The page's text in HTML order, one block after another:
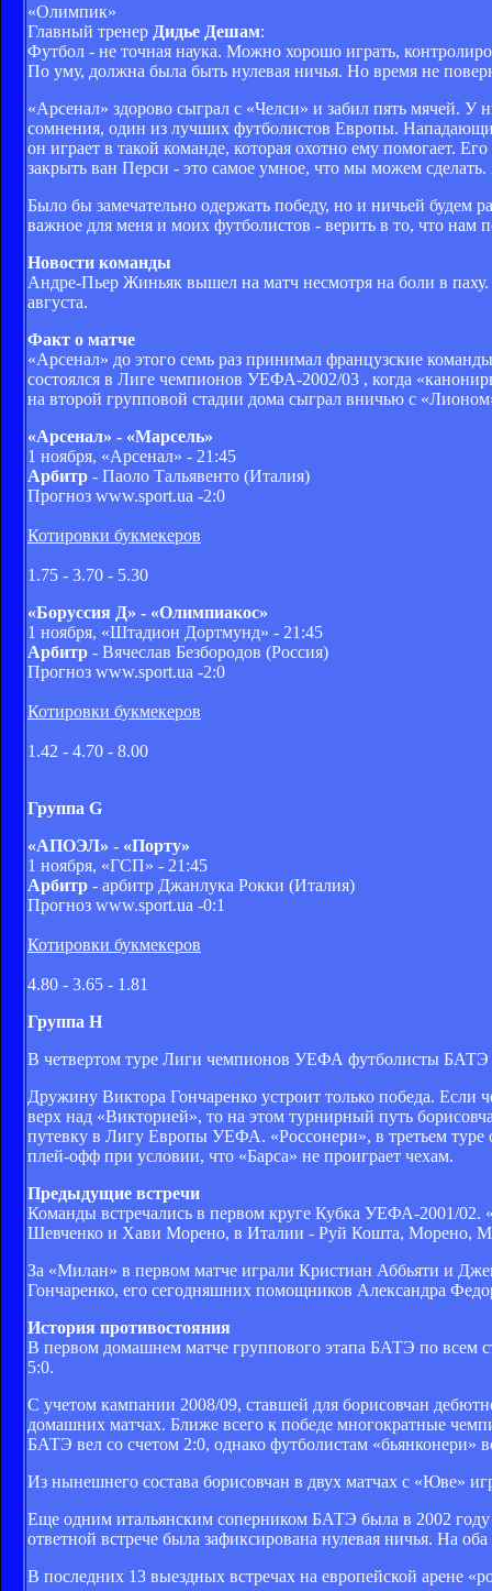
«Олимпик»
Главный тренер Дидье Дешам:
Футбол - не точная наука. Можно хорошо играть,
По уму, должна была быть нулевая ничья. Но время не
«Арсенал» здорово сыграл с «Челси» и забил пять мячей.
сомнения, один из лучших футболистов Европы.
он играет в такой команде, которая охотно ему помогает.
закрыть ван Перси - это самое умное, что мы можем
Было бы замечательно одержать победу, но и ничьей
важное для меня и моих футболистов - верить в то, что
Новости команды
Андре-Пьер Жиньяк вышел на матч несмотря на боли в
августа.
Факт о матче
«Арсенал» до этого семь раз принимал французские
состоялся в Лиге чемпионов УЕФА-2002/03 , когда
на второй групповой стадии дома сыграл вничью с
«Арсенал» - «Марсель»
1 ноября, «Арсенал» - 21:45
Арбитр - Паоло Тальявенто (Италия)
Прогноз www.sport.ua -2:0
Котировки букмекеров
1.75 - 3.70 - 5.30
«Боруссия Д» - «Олимпиакос»
1 ноября, «Штадион Дортмунд» - 21:45
Арбитр - Вячеслав Безбородов (Россия)
Прогноз www.sport.ua -2:0
Котировки букмекеров
1.42 - 4.70 - 8.00
Группа G
«АПОЭЛ» - «Порту»
1 ноября, «ГСП» - 21:45
Арбитр - арбитр Джанлука Рокки (Италия)
Прогноз www.sport.ua -0:1
Котировки букмекеров
4.80 - 3.65 - 1.81
Группа H
В четвертом туре Лиги чемпионов УЕФА футболисты БАТЭ
Дружину Виктора Гончаренко устроит только победа. Если
верх над «Викторией», то на этом турнирный путь
путевку в Лигу Европы УЕФА. «Россонери», в третьем туре
плей-офф при условии, что «Барса» не проиграет чехам.
Предыдущие встречи
Команды встречались в первом круге Кубка УЕФА-2001/02.
Шевченко и Хави Морено, в Италии - Руй Кошта, Морено,
За «Милан» в первом матче играли Кристиан Аббьяти и
Гончаренко, его сегодняшних помощников Александра
История противостояния
В первом домашнем матче группового этапа БАТЭ по всем
5:0.
С учетом кампании 2008/09, ставшей для борисовчан
домашних матчах. Ближе всего к победе многократные
БАТЭ вел со счетом 2:0, однако футболистам «бьянконери»
Из нынешнего состава борисовчан в двух матчах с «Юве»
Еще одним итальянским соперником БАТЭ была в 2002 году
ответной встрече была зафиксирована нулевая ничья. На
В последних 13 выездных встречах на европейской арене